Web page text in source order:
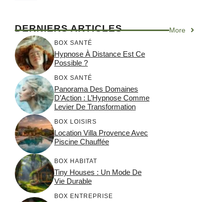
DERNIERS ARTICLES More
BOX SANTÉ
Hypnose À Distance Est Ce
Possible ?
BOX SANTÉ
Panorama Des Domaines
D’Action : L’Hypnose Comme
Levier De Transformation
BOX LOISIRS
Location Villa Provence Avec
Piscine Chauffée
BOX HABITAT
Tiny Houses : Un Mode De
Vie Durable
BOX ENTREPRISE